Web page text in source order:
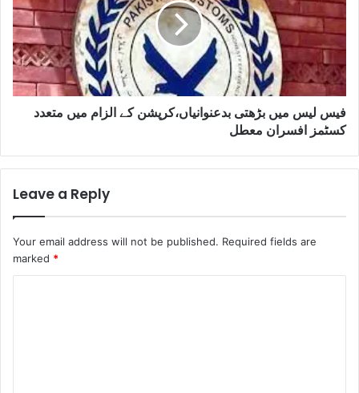
فیس لیس میں بڑھتی بدعنوانیاں،کرپشن کے الزام میں متعدد
کسٹمز افسران معطل
Leave a Reply
Your email address will not be published. Required fields are
marked *